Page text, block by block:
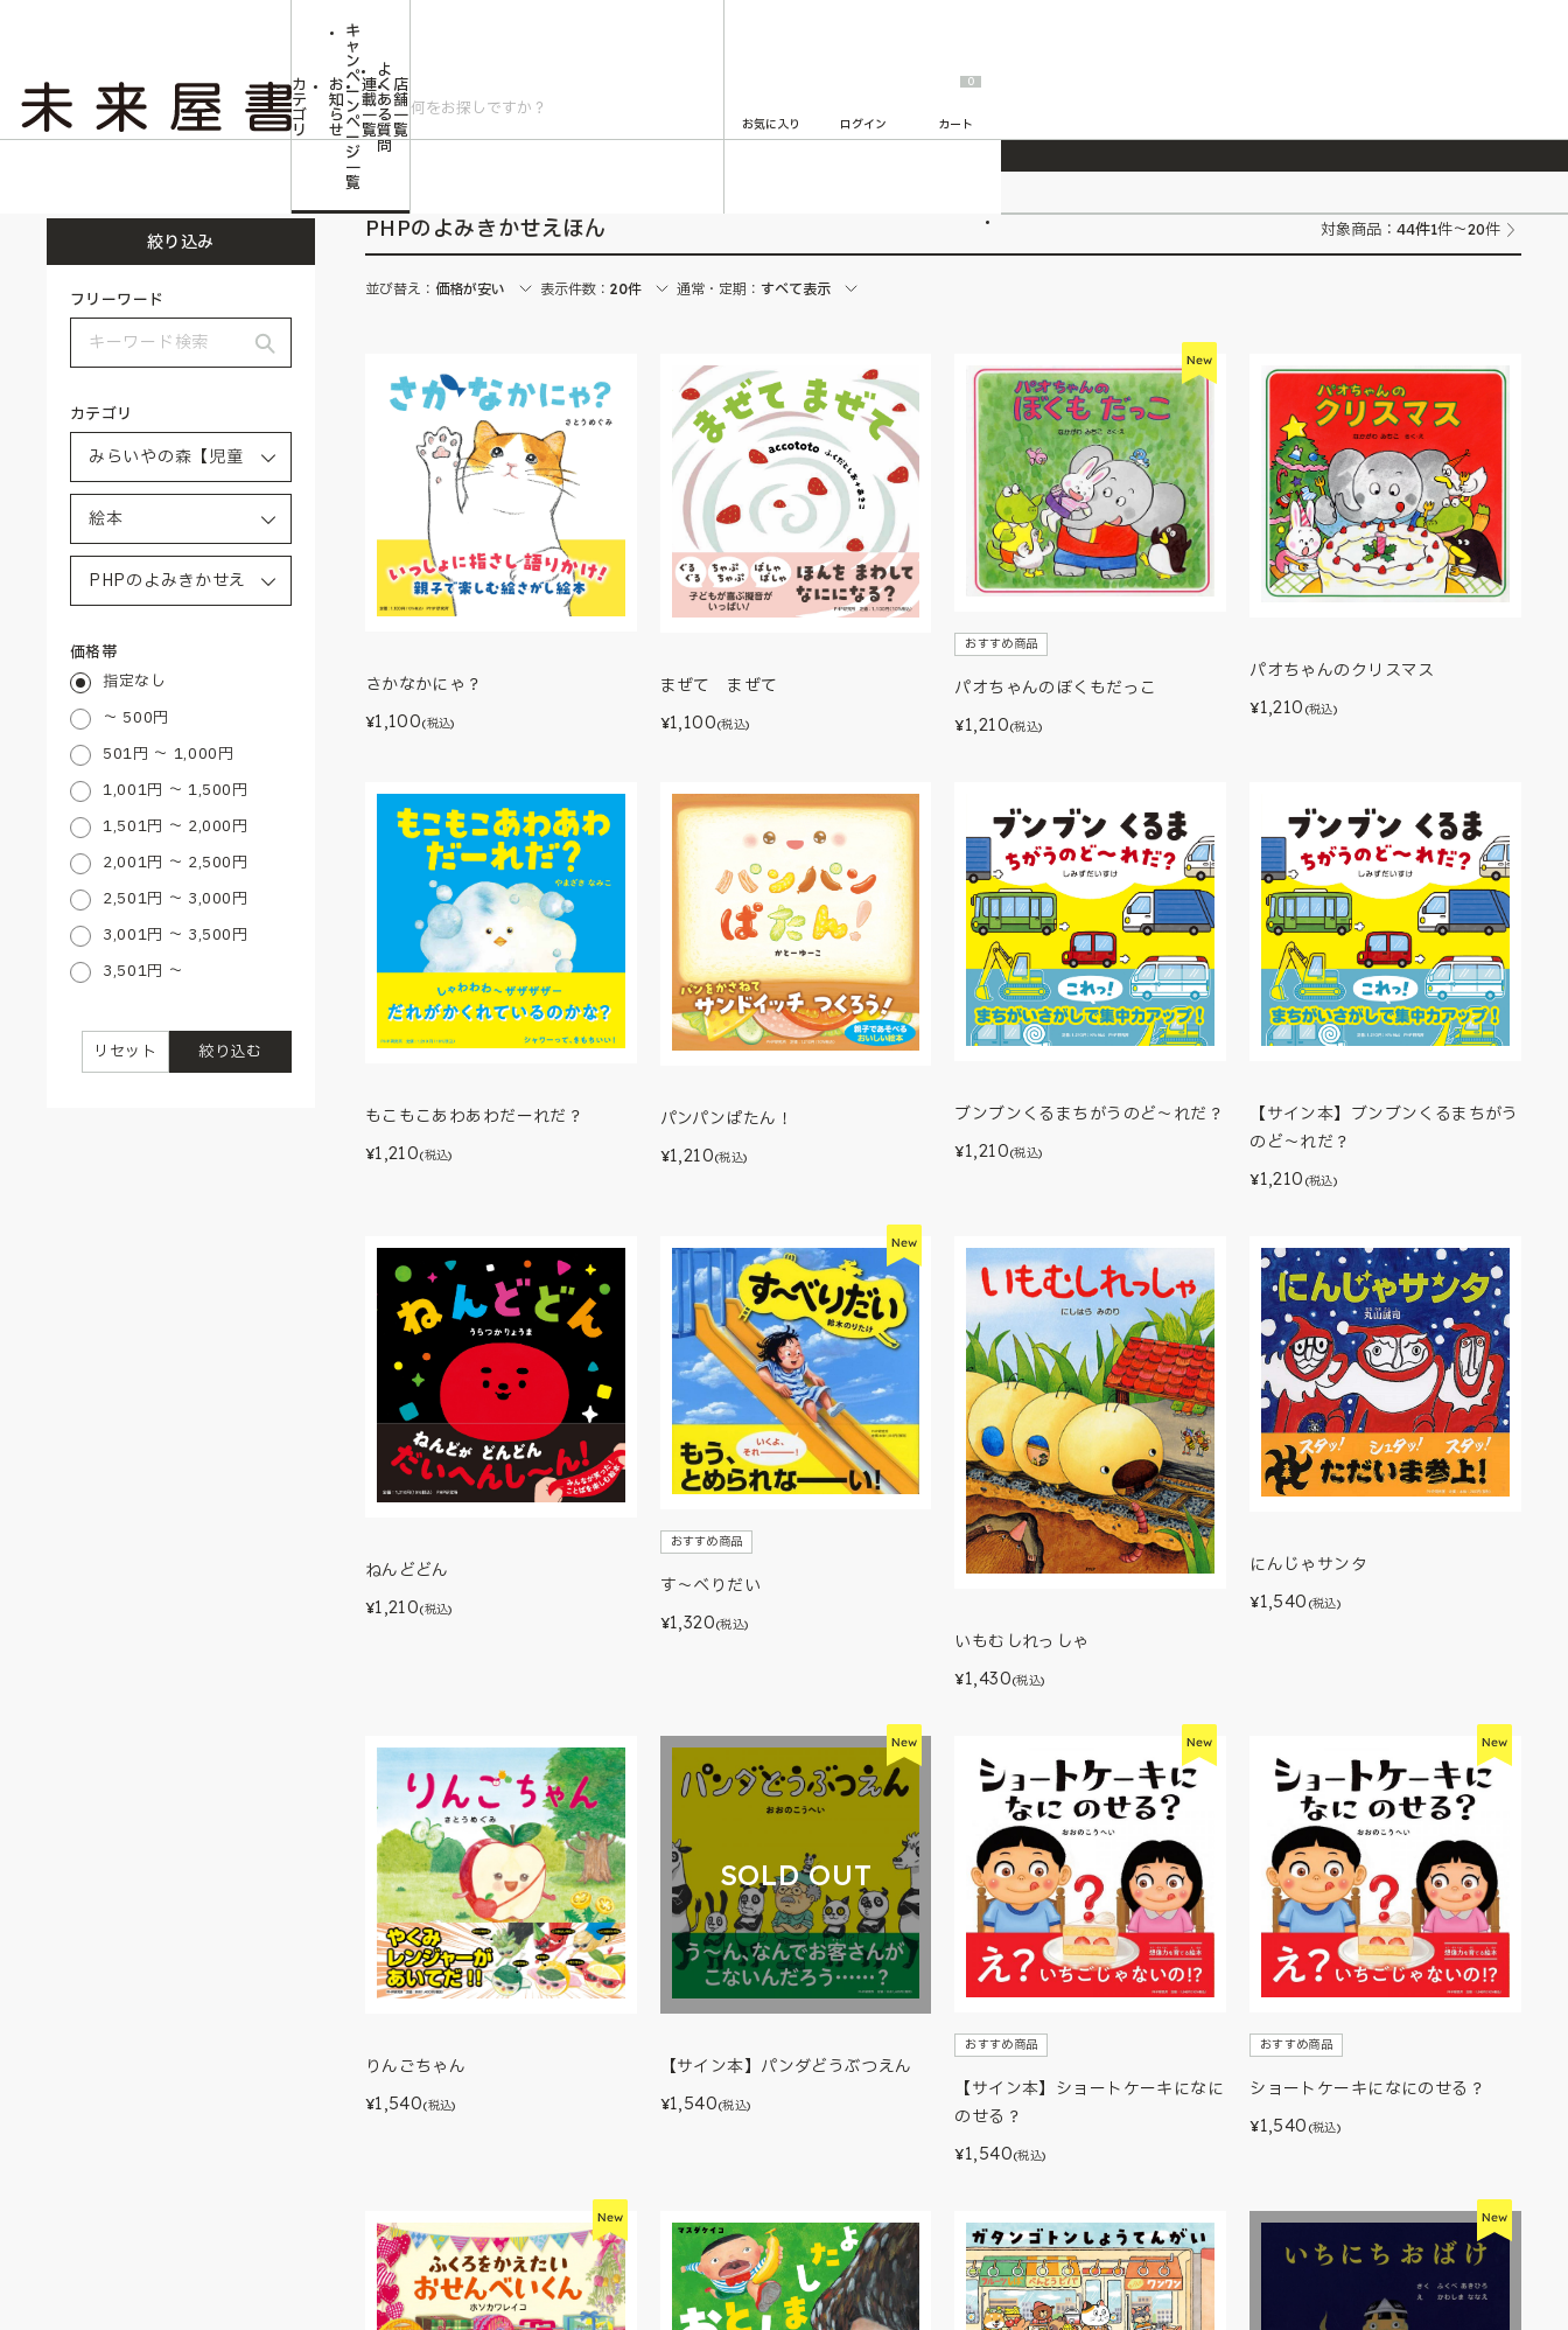
2026/7/23 『ONE PIECE magazine 021 ONE PIECEカード付き同梱版』発売延期のご案内
カ
テ
ゴ
リ
お
知
ら
せ
キ
ャ
ン
ペ
ー
ン
ペ
ー
ジ
一
覧
連
載
一
覧
よ
く
あ
る
質
問
店
舗
一
覧
お気に入り ログイン
0
カート
PHPのよみきかせえほん
絞り込み
フリーワード
カテゴリ
価格帯
指定なし
～ 500円
501円 ～ 1,000円
1,001円 ～ 1,500円
1,501円 ～ 2,000円
2,001円 ～ 2,500円
2,501円 ～ 3,000円
3,001円 ～ 3,500円
3,501円 ～
絞り込む
リセット
PHPのよみきかせえほん 対象商品： 44件1件～20件
並び替え： 価格が安い 表示件数： 20件 通常・定期： すべて表示
さかなかにゃ？
¥1,100(税込)
まぜて まぜて
¥1,100(税込)
おすすめ商品
パオちゃんのぼくもだっこ
¥1,210(税込)
パオちゃんのクリスマス
¥1,210 (税込)
もこもこあわあわだーれだ？
¥1,210(税込)
パンパンぱたん！
¥1,210(税込)
ブンブンくるまちがうのど～れだ？
¥1,210(税込)
【サイン本】ブンブンくるまちがう
のど～れだ？
¥1,210 (税込)
ねんどどん
¥1,210(税込)
おすすめ商品
す～べりだい
¥1,320(税込)
いもむしれっしゃ
¥1,430(税込)
にんじゃサンタ
¥1,540 (税込)
りんごちゃん
¥1,540(税込)
SOLD OUT
【サイン本】パンダどうぶつえん
¥1,540(税込)
おすすめ商品
【サイン本】ショートケーキになに
のせる？
¥1,540(税込)
おすすめ商品
ショートケーキになにのせる？
¥1,540 (税込)